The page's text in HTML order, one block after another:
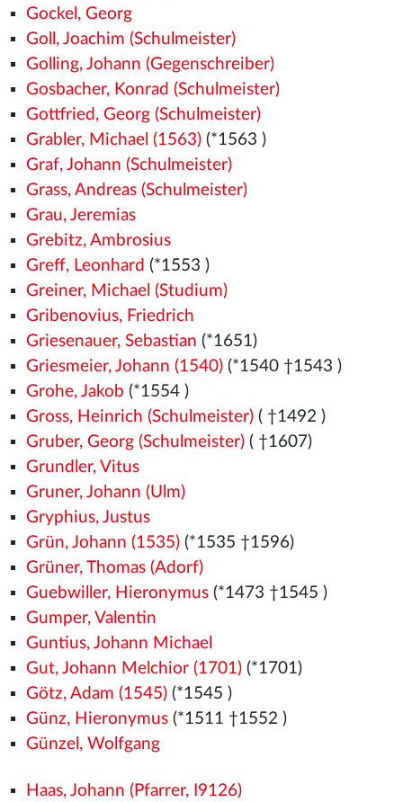
Gockel, Georg
Goll, Joachim (Schulmeister)
Golling, Johann (Gegenschreiber)
Gosbacher, Konrad (Schulmeister)
Gottfried, Georg (Schulmeister)
Grabler, Michael (1563)(*1563 )
Graf, Johann (Schulmeister)
Grass, Andreas (Schulmeister)
Grau, Jeremias
Grebitz, Ambrosius
Greff, Leonhard (*1553 )
Greiner, Michael (Studium)
Gribenovius, Friedrich
Griesenauer, Sebastian (*1651)
Griesmeier, Johann (1540)(*1540 †1543 )
Grohe, Jakob (*1554 )
Gross, Heinrich (Schulmeister)( †1492 )
Gruber, Georg (Schulmeister)( †1607)
Grundler, Vitus
Gruner, Johann (Ulm)
Gryphius, Justus
Grün, Johann (1535)(*1535 †1596)
Grüner, Thomas (Adorf)
Guebwiller, Hieronymus(*1473 †1545 )
Gumper, Valentin
Guntius, Johann Michael
Gut, Johann Melchior (1701)(*1701)
Götz, Adam (1545)(*1545 )
Günz, Hieronymus(*1511 †1552 )
Günzel, Wolfgang
Haas, Johann (Pfarrer, I9126)